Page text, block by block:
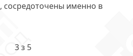
сосредоточены именно в
3 з 5